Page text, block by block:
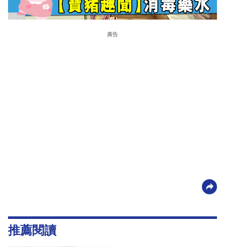
廣告
推薦閱讀